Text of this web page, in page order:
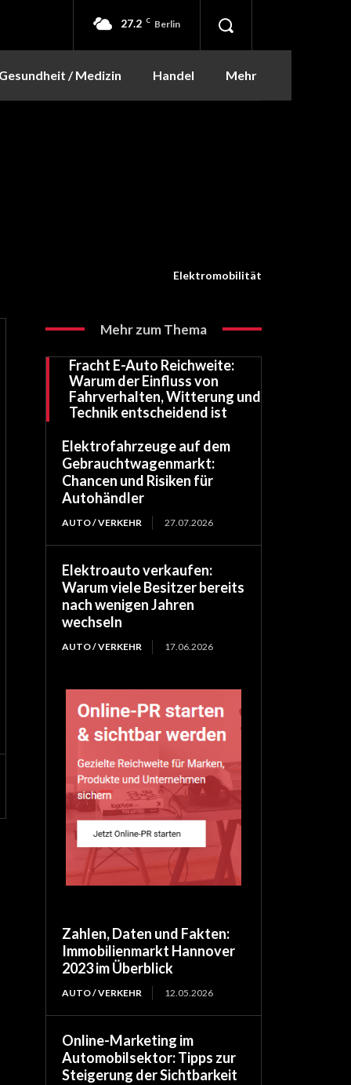
27.2 C Berlin
Gesundheit / Medizin Handel Mehr
Elektromobilität
Mehr zum Thema
Fracht E-Auto Reichweite:
Warum der Einfluss von
Fahrverhalten, Witterung und
Technik entscheidend ist
Elektrofahrzeuge auf dem
Gebrauchtwagenmarkt:
Chancen und Risiken für
Autohändler
AUTO / VERKEHR 27.07.2026
Elektroauto verkaufen:
Warum viele Besitzer bereits
nach wenigen Jahren
wechseln
AUTO / VERKEHR 17.06.2026
Zahlen, Daten und Fakten:
Immobilienmarkt Hannover
2023 im Überblick
AUTO / VERKEHR 12.05.2026
Online-Marketing im
Automobilsektor: Tipps zur
Steigerung der Sichtbarkeit